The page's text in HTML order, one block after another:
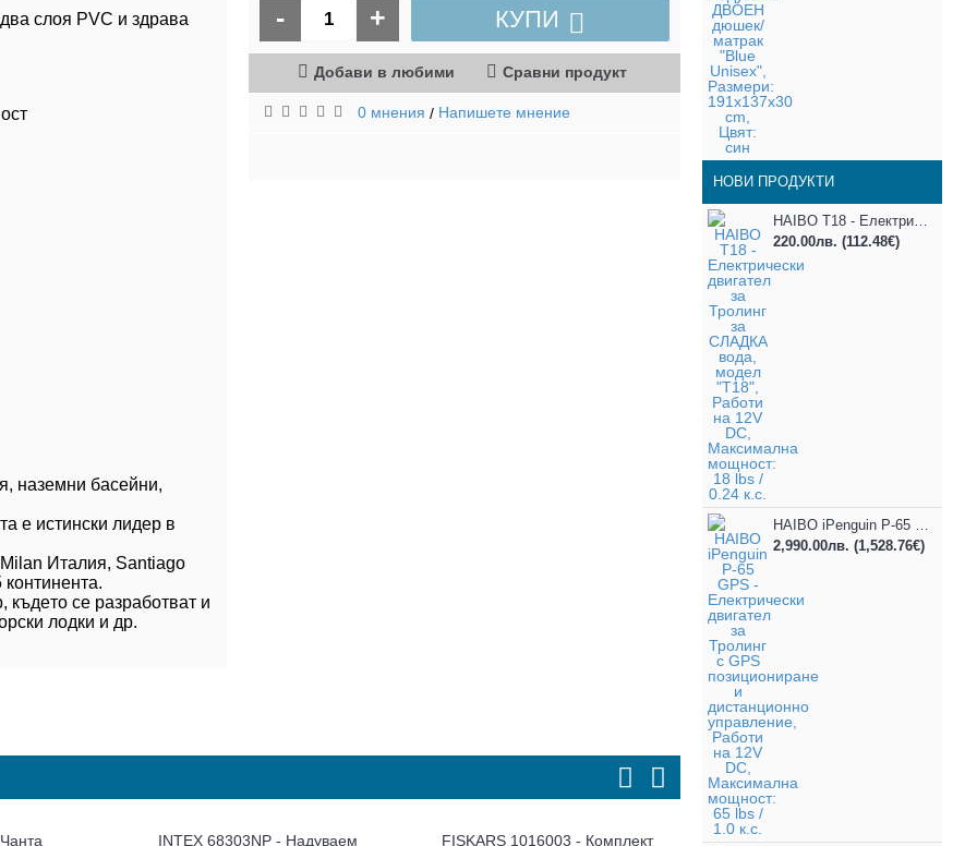
НОВИ ПРОДУКТИ
HAIBO T18 - Електрически двигател за Тролинг за СЛАДКА вода, модел "T18", Работи на 12V DC, Максимална мощност: 18 lbs / 0.24 к.с.
220.00лв. (112.48€)
HAIBO iPenguin P-65 GPS - Електрически двигател за Тролинг с GPS позициониране и дистанционно управление, Работи на 12V DC, Максимална мощност: 65 lbs / 1.0 к.с.
2,990.00лв. (1,528.76€)
слоя PVC и здрава
нaзeмни бaceйни,
e иcтинcки лидep в
Итaлия, Ѕаntіаgо
къдeтo ce paзpaбoтвaт и
лoдки и дp.
- + КУПИ
Добави в любими Сравни продукт
0 мнения / Напишете мнение
1312432 - Плетено
BERKLEY 1308654 - Суперлайн
BESTWAY 62097 - Електрическа